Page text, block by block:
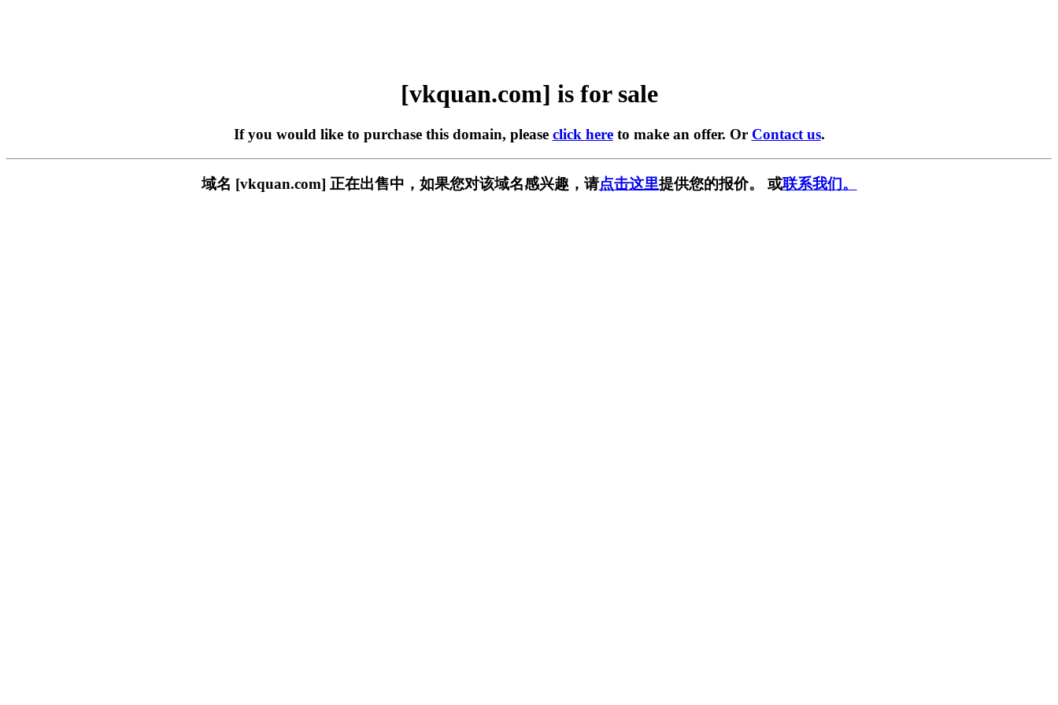
[vkquan.com] is for sale
If you would like to purchase this domain, please click hereto make an offer. Or Contact us.
域名 [vkquan.com] 正在出售中，如果您对该域名感兴趣，请点击这里提供您的报价。 或联系我们。